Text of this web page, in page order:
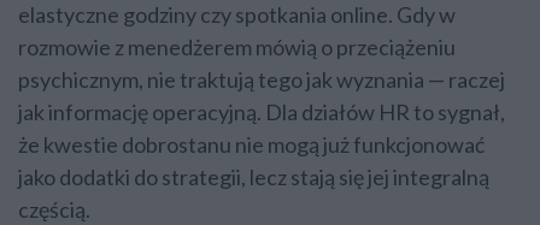
elastyczne godziny czy spotkania online. Gdy w
rozmowie z menedżerem mówią o przeciążeniu
psychicznym, nie traktują tego jak wyznania — raczej
jak informację operacyjną. Dla działów HR to sygnał,
że kwestie dobrostanu nie mogą już funkcjonować
jako dodatki do strategii, lecz stają się jej integralną
częścią.